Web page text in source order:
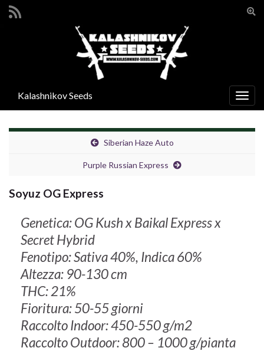
Search for:
la
Kalashnikov Seeds
Siberian Haze Auto
Purple Russian Express
Soyuz OG Express
Genetica: OG Kush x Baikal Express x
Secret Hybrid
Fenotipo: Sativa 40%, Indica 60%
Altezza: 90-130 cm
THC: 21%
Fioritura: 50-55 giorni
Raccolto Indoor: 450-550 g/m2
Raccolto Outdoor: 800 – 1000 g/pianta